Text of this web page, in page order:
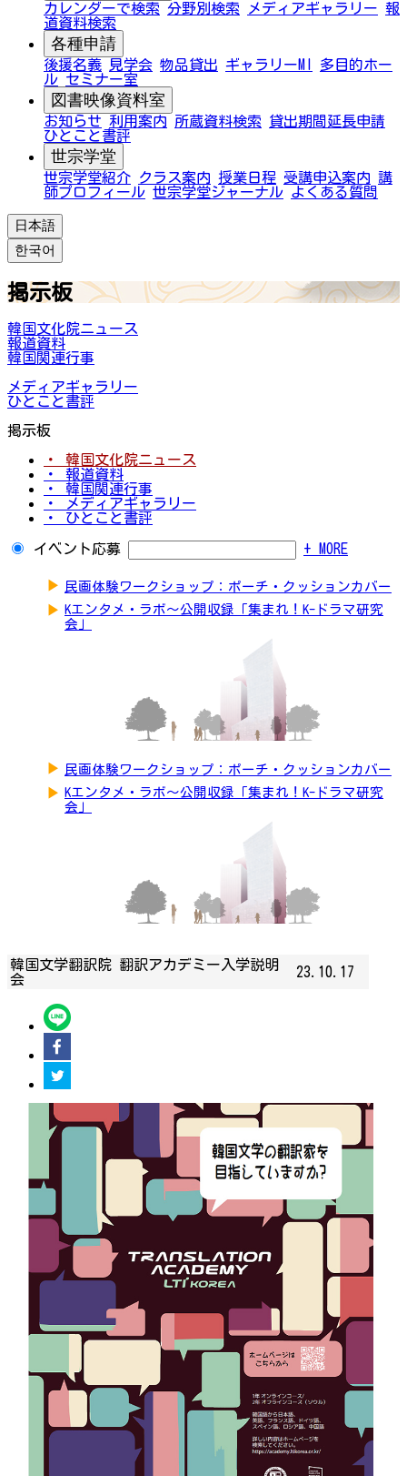
カレンダーで検索 分野別検索 メディアギャラリー 報
道資料検索
各種申請
後援名義 見学会 物品貸出 ギャラリーMI
多目的ホー
ル セミナー室
図書映像資料室
お知らせ 利用案内 所蔵資料検索
貸出期間延長申請
ひとこと書評
世宗学堂
世宗学堂紹介 クラス案内 授業日程 受講申込案内 講
師プロフィール 世宗学堂ジャーナル よくある質問
日本語
한국어
掲示板
韓国文化院ニュース
報道資料
韓国関連行事
メディアギャラリー
ひとこと書評
掲示板
・ 韓国文化院ニュース
・ 報道資料
・ 韓国関連行事
・ メディアギャラリー
・ ひとこと書評
イベント応募 + MORE
▶ 民画体験ワークショップ：ポーチ・クッションカバー
▶ Kエンタメ・ラボ～公開収録「集まれ！K-ドラマ研究
会」
▶ 民画体験ワークショップ：ポーチ・クッションカバー
▶ Kエンタメ・ラボ～公開収録「集まれ！K-ドラマ研究
会」
韓国文学翻訳院 翻訳アカデミー入学説明
会
23.10.17